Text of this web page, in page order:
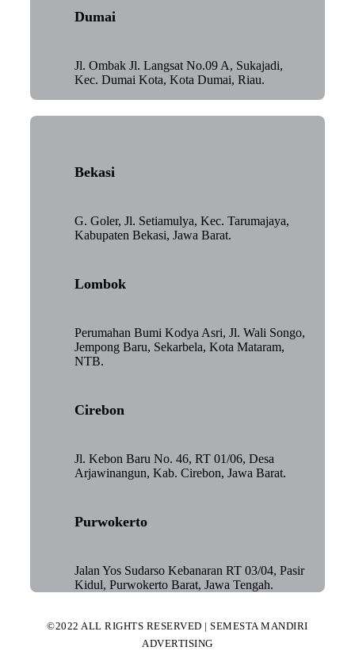
Dumai
Jl. Ombak Jl. Langsat No.09 A, Sukajadi,
Kec. Dumai Kota, Kota Dumai, Riau.
Bekasi
G. Goler, Jl. Setiamulya, Kec. Tarumajaya,
Kabupaten Bekasi, Jawa Barat.
Lombok
Perumahan Bumi Kodya Asri, Jl. Wali Songo,
Jempong Baru, Sekarbela, Kota Mataram,
NTB.
Cirebon
Jl. Kebon Baru No. 46, RT 01/06, Desa
Arjawinangun, Kab. Cirebon, Jawa Barat.
Purwokerto
Jalan Yos Sudarso Kebanaran RT 03/04, Pasir
Kidul, Purwokerto Barat, Jawa Tengah.
©2022 ALL RIGHTS RESERVED | SEMESTA MANDIRI
ADVERTISING